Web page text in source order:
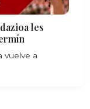
les
vuelve a